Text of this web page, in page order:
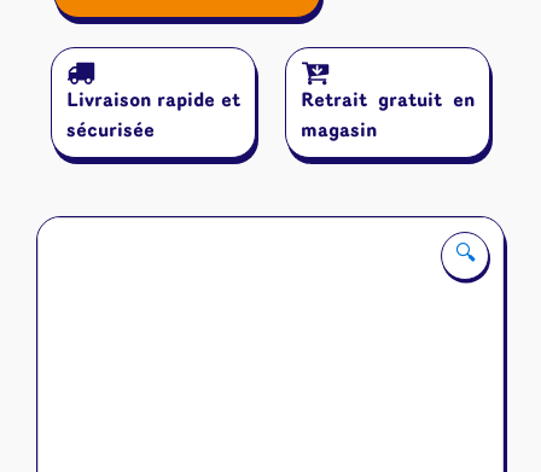
🔍
de
Horde:
Monoliths
Livraison rapide et
sécurisée
Retrait gratuit en
magasin